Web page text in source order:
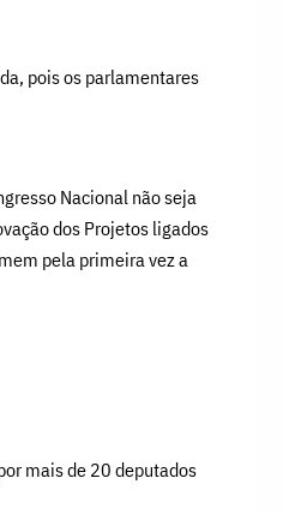
pois os parlamentares
Nacional não seja
dos Projetos ligados
pela primeira vez a
mais de 20 deputados